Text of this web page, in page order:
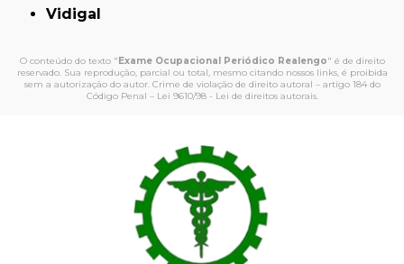
Vidigal
O conteúdo do texto " Exame Ocupacional Periódico Realengo" é de direito
reservado. Sua reprodução, parcial ou total, mesmo citando nossos links, é proibida
sem a autorização do autor. Crime de violação de direito autoral – artigo 184 do
Código Penal – Lei 9610/98 - Lei de direitos autorais.